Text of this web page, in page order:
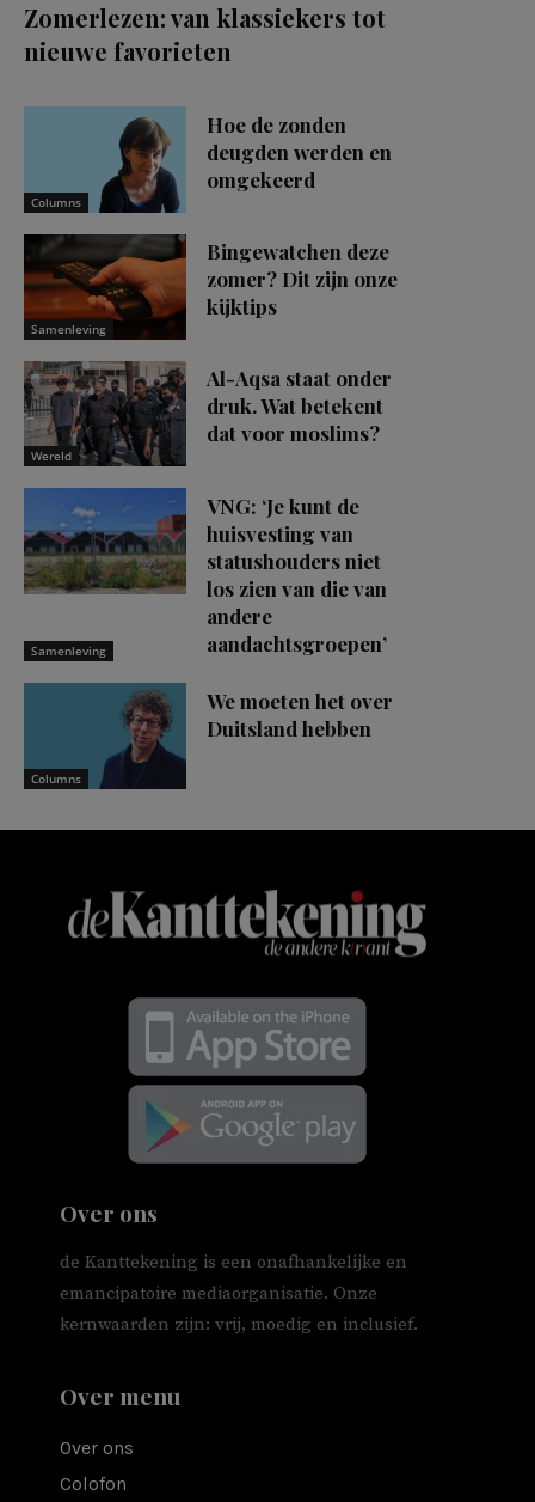
Zomerlezen: van klassiekers tot
nieuwe favorieten
Columns
Hoe de zonden
deugden werden en
omgekeerd
Samenleving
Bingewatchen deze
zomer? Dit zijn onze
kijktips
Wereld
Al-Aqsa staat onder
druk. Wat betekent
dat voor moslims?
Samenleving
VNG: ‘Je kunt de
huisvesting van
statushouders niet
los zien van die van
andere
aandachtsgroepen’
Columns
We moeten het over
Duitsland hebben
Over ons
de Kanttekening is een onafhankelijke en
emancipatoire mediaorganisatie. Onze
kernwaarden zijn: vrij, moedig en inclusief.
Over menu
Over ons
Colofon